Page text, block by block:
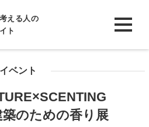
える人の
ト
イベント
のための香り展